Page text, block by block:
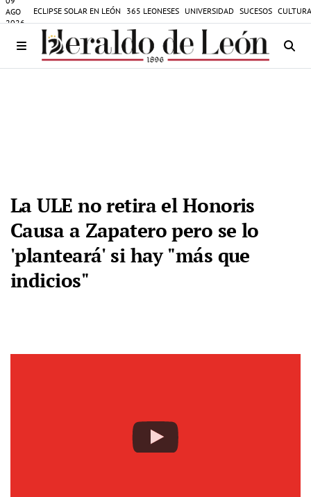
AGO
2026
ECLIPSE SOLAR EN LEÓN 365 LEONESES UNIVERSIDAD SUCESOS
La ULE no retira el Honoris
Causa a Zapatero pero se lo
'planteará' si hay "más que
indicios"